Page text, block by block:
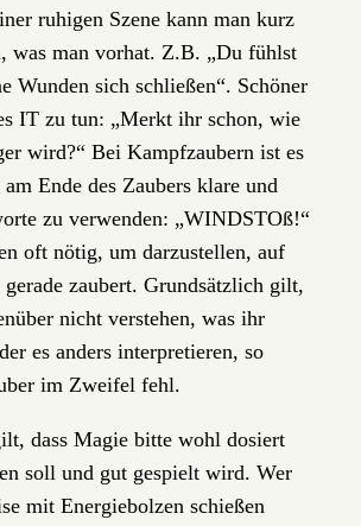
ruhigen Szene kann man kurz
was man vorhat. Z.B. „Du fühlst
Wunden sich schließen“. Schöner
IT zu tun: „Merkt ihr schon, wie
wird?“ Bei Kampfzaubern ist es
Ende des Zaubers klare und
zu verwenden: „WINDSTOß!“
oft nötig, um darzustellen, auf
gerade zaubert. Grundsätzlich gilt,
nicht verstehen, was ihr
es anders interpretieren, so
im Zweifel fehl.
dass Magie bitte wohl dosiert
soll und gut gespielt wird. Wer
mit Energiebolzen schießen